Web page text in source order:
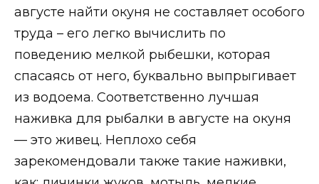
августе найти окуня не составляет особого
труда – его легко вычислить по
поведению мелкой рыбешки, которая
спасаясь от него, буквально выпрыгивает
из водоема. Соответственно лучшая
наживка для рыбалки в августе на окуня
— это живец. Неплохо себя
зарекомендовали также такие наживки,